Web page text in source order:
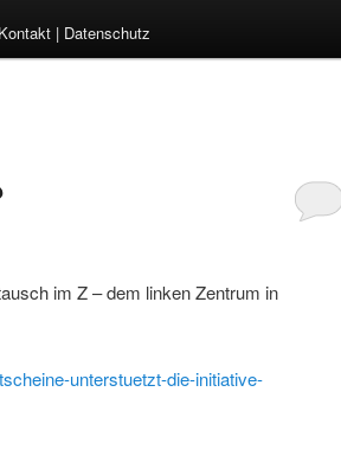
| Datenschutz
im Z – dem linken Zentrum in
unterstuetzt-die-initiative-